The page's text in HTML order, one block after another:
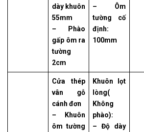
dày khuôn
55mm
– Phào
gấp ôm ra
tường
2cm
– Ôm
tường cố
định:
100mm
Cửa thép
vân gỗ
cánh đơn
– Khuôn
ôm tường
Khuôn lọt
lòng(
Không
phào):
– Độ dày